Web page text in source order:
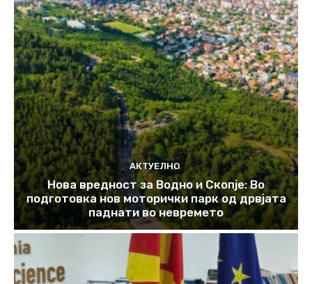
АКТУЕЛНО
Нова вредност за Водно и Скопје: Во
подготовка нов моторички парк од дрвјата
паднати во невремето